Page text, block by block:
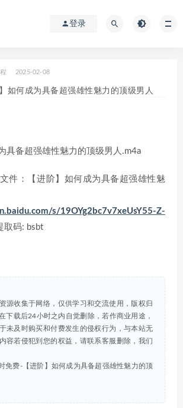
登录
2025-02-08
如何成为具备超强雄性魅力的顶级男人
具备超强雄性魅力的顶级男人.m4a
件：【进阶】如何成为具备超强雄性魅
s/19OYg2bc7v7xeUsY55-Z-
取码: bsbt
源收集于网络，仅供学习和交流使用，版权归
下载后24小时之内自觉删除，若作商业用途，
未及时购买和付费发生的侵权行为，与本站无
容若侵犯到您的权益，请联系客服删除，我们
免费-【进阶】如何成为具备超强雄性魅力的顶